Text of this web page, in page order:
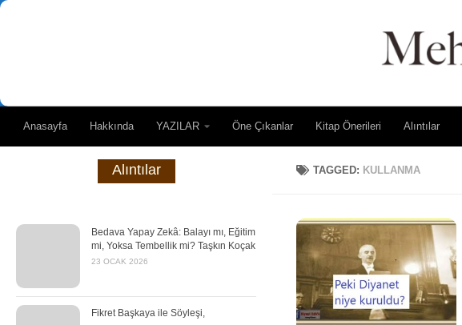
Anasayfa Hakkında YAZILAR Öne Çıkanlar Kitap Önerileri Alıntılar
TAGGED: KULLANMA
Alıntılar
Bedava Yapay Zekâ: Balayı mı, Eğitim
mi, Yoksa Tembellik mi? Taşkın Koçak
23 OCAK 2026
Fikret Başkaya ile Söyleşi,